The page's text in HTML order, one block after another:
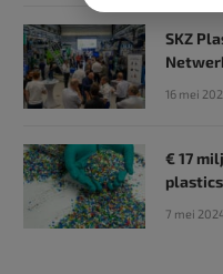
SKZ
16 mei
€ 17
7 mei